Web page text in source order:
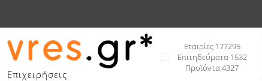
Επιχειρήσεις
Εταιρίες 177295
Επιτηδεύματα 1532
Προϊόντα 4327